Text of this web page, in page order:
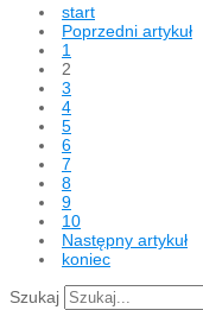
start
Poprzedni artykuł
1
2
3
4
5
6
7
8
9
10
Następny artykuł
koniec
Szukaj